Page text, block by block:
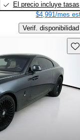
El precio incluye tasas
$4,991/mes
Verif. disponibilidad